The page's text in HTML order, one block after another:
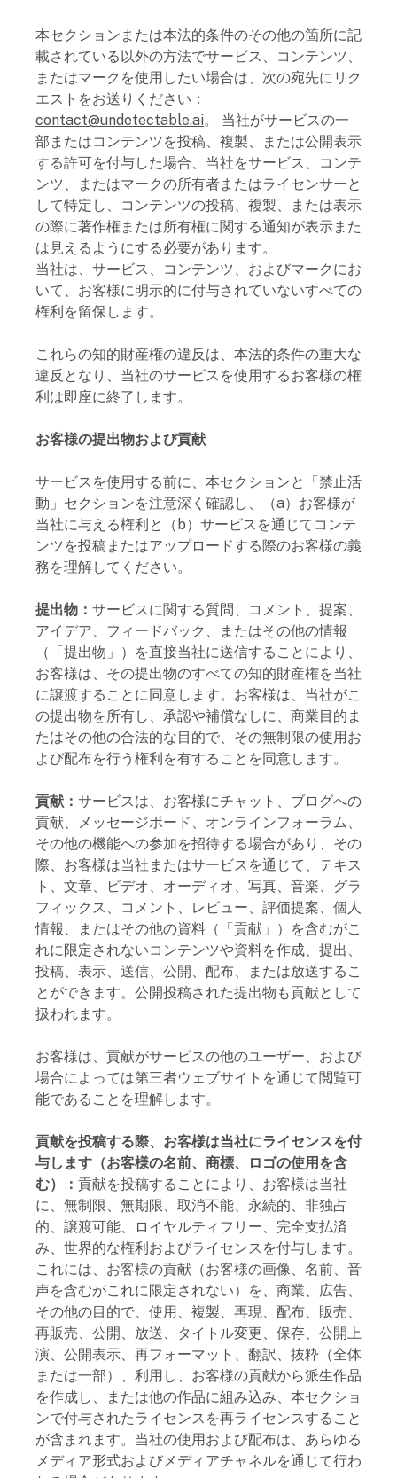
本セクションまたは本法的条件のその他の箇所に記
載されている以外の方法でサービス、コンテンツ、
またはマークを使用したい場合は、次の宛先にリク
エストをお送りください：
contact@undetectable.ai。 当社がサービスの一
部またはコンテンツを投稿、複製、または公開表示
する許可を付与した場合、当社をサービス、コンテ
ンツ、またはマークの所有者またはライセンサーと
して特定し、コンテンツの投稿、複製、または表示
の際に著作権または所有権に関する通知が表示また
は見えるようにする必要があります。
当社は、サービス、コンテンツ、およびマークにお
いて、お客様に明示的に付与されていないすべての
権利を留保します。
これらの知的財産権の違反は、本法的条件の重大な
違反となり、当社のサービスを使用するお客様の権
利は即座に終了します。
お客様の提出物および貢献
サービスを使用する前に、本セクションと「禁止活
動」セクションを注意深く確認し、（a）お客様が
当社に与える権利と（b）サービスを通じてコンテ
ンツを投稿またはアップロードする際のお客様の義
務を理解してください。
提出物： サービスに関する質問、コメント、提案、
アイデア、フィードバック、またはその他の情報
（「提出物」）を直接当社に送信することにより、
お客様は、その提出物のすべての知的財産権を当社
に譲渡することに同意します。お客様は、当社がこ
の提出物を所有し、承認や補償なしに、商業目的ま
たはその他の合法的な目的で、その無制限の使用お
よび配布を行う権利を有することを同意します。
貢献： サービスは、お客様にチャット、ブログへの
貢献、メッセージボード、オンラインフォーラム、
その他の機能への参加を招待する場合があり、その
際、お客様は当社またはサービスを通じて、テキス
ト、文章、ビデオ、オーディオ、写真、音楽、グラ
フィックス、コメント、レビュー、評価提案、個人
情報、またはその他の資料（「貢献」）を含むがこ
れに限定されないコンテンツや資料を作成、提出、
投稿、表示、送信、公開、配布、または放送するこ
とができます。公開投稿された提出物も貢献として
扱われます。
お客様は、貢献がサービスの他のユーザー、および
場合によっては第三者ウェブサイトを通じて閲覧可
能であることを理解します。
貢献を投稿する際、お客様は当社にライセンスを付
与します（お客様の名前、商標、ロゴの使用を含
む）： 貢献を投稿することにより、お客様は当社
に、無制限、無期限、取消不能、永続的、非独占
的、譲渡可能、ロイヤルティフリー、完全支払済
み、世界的な権利およびライセンスを付与します。
これには、お客様の貢献（お客様の画像、名前、音
声を含むがこれに限定されない）を、商業、広告、
その他の目的で、使用、複製、再現、配布、販売、
再販売、公開、放送、タイトル変更、保存、公開上
演、公開表示、再フォーマット、翻訳、抜粋（全体
または一部）、利用し、お客様の貢献から派生作品
を作成し、または他の作品に組み込み、本セクショ
ンで付与されたライセンスを再ライセンスすること
が含まれます。当社の使用および配布は、あらゆる
メディア形式およびメディアチャネルを通じて行わ